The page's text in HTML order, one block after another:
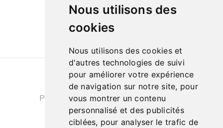
Nous utilisons des
cookies
Nous utilisons des cookies et
d'autres technologies de suivi
pour améliorer votre expérience
de navigation sur notre site, pour
vous montrer un contenu
personnalisé et des publicités
ciblées, pour analyser le trafic de
10h à 13h et de 14h à 18h
Conditions générales de ventes
|
Politique de confidentialité
| Cookies